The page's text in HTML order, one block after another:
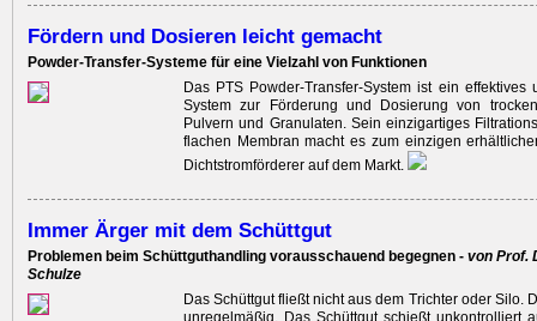
Fördern und Dosieren leicht gemacht
Powder-Transfer-Systeme für eine Vielzahl von Funktionen
Das PTS Powder-Transfer-System ist ein effektives
System zur Förderung und Dosierung von
Pulvern und Granulaten. Sein einzigartiges
flachen Membran macht es zum einzigen
Dichtstromförderer auf dem Markt.
Immer Ärger mit dem Schüttgut
Problemen beim Schüttguthandling vorausschauend begegnen - von Prof.
Schulze
Das Schüttgut fließt nicht aus dem Trichter oder Silo.
unregelmäßig. Das Schüttgut schießt unkontrolliert